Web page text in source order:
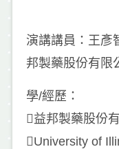
演講講員：王彥
邦製藥股份有限
學/經歷：
益邦製藥股份
University of